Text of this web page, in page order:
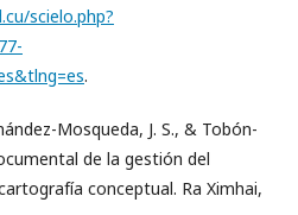
scielo.php?
.
Mosqueda, J. S., & Tobón-
de la gestión del
conceptual. Ra Ximhai,